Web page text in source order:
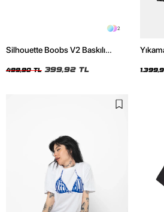
2
Silhouette Boobs V2 Baskılı
499,90 TL 399,92 TL